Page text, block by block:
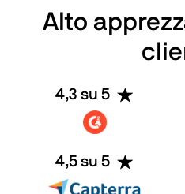
Alto
4,3 su 5
4,5 su 5